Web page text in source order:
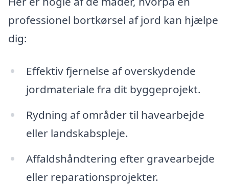
professionel bortkørsel af jord kan hjælpe
dig:
Effektiv fjernelse af overskydende
jordmateriale fra dit byggeprojekt.
Rydning af områder til havearbejde
eller landskabspleje.
Affaldshåndtering efter gravearbejde
eller reparationsprojekter.